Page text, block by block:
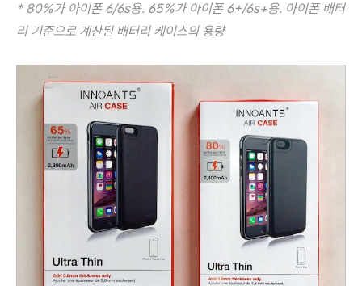
* 80%가 아이폰 6/6s용. 65%가 아이폰 6+/6s+용. 아이폰 배터
리 기준으로 계산된 배터리 케이스의 용량